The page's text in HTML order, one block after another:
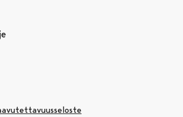
Avautuu uudessa välilehdessä